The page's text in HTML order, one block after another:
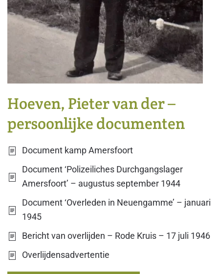
Hoeven, Pieter van der –
persoonlijke documenten
Document kamp Amersfoort
Document ‘Polizeiliches Durchgangslager
Amersfoort’ – augustus september 1944
Document ‘Overleden in Neuengamme’ – januari
1945
Bericht van overlijden – Rode Kruis – 17 juli 1946
Overlijdensadvertentie